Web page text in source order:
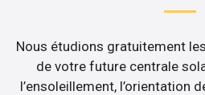
Nous étudions gratuitement
de votre future centrale
l’ensoleillement, l’orientation